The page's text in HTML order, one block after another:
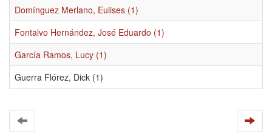
Domínguez Merlano, Eulises (1)
Fontalvo Hernández, José Eduardo (1)
García Ramos, Lucy (1)
Guerra Flórez, Dick (1)